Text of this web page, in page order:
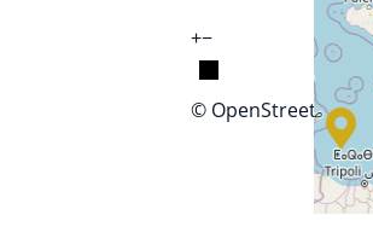
+−
© OpenStreetMap